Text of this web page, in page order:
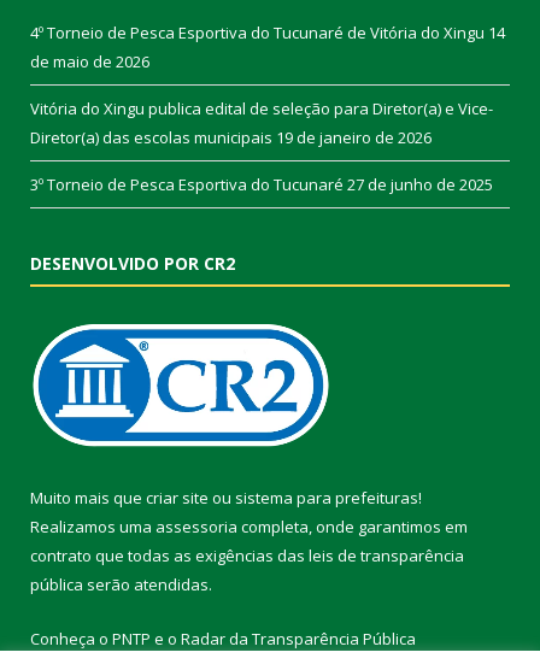
4º Torneio de Pesca Esportiva do Tucunaré de Vitória do Xingu 14
de maio de 2026
Vitória do Xingu publica edital de seleção para Diretor(a) e Vice-
Diretor(a) das escolas municipais 19 de janeiro de 2026
3º Torneio de Pesca Esportiva do Tucunaré 27 de junho de 2025
DESENVOLVIDO POR CR2
Muito mais que criar site ou sistema para prefeituras!
Realizamos uma assessoria completa, onde garantimos em
contrato que todas as exigências das leis de transparência
pública serão atendidas.
Conheça o PNTP e o Radar da Transparência Pública